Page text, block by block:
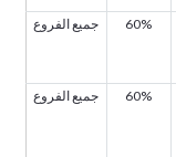
60% جميع الفروع
60% جميع الفروع